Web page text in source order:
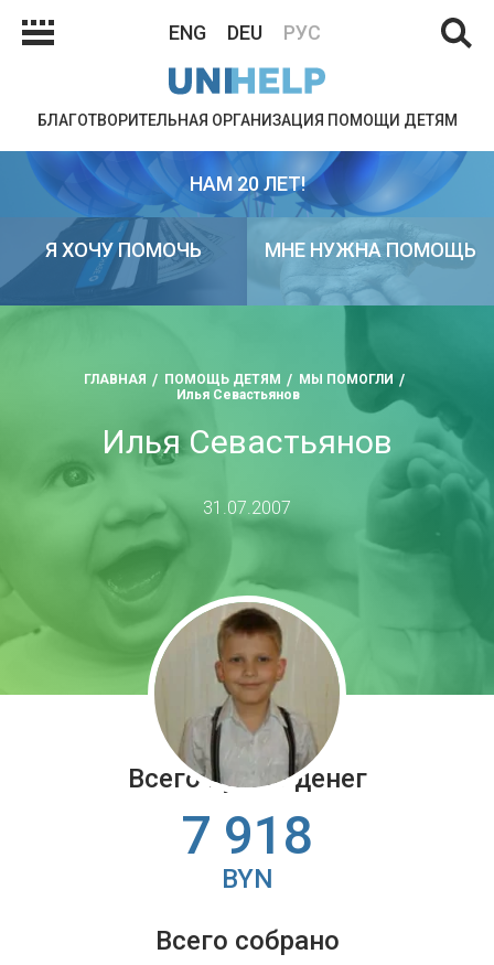
ENG DEU РУС
БЛАГОТВОРИТЕЛЬНАЯ ОРГАНИЗАЦИЯ ПОМОЩИ ДЕТЯМ
НАМ 20 ЛЕТ!
Я ХОЧУ ПОМОЧЬ МНЕ НУЖНА ПОМОЩЬ
ГЛАВНАЯ ПОМОЩЬ ДЕТЯМ
МЫ ПОМОГЛИ
Илья Севастьянов
Илья Севастьянов
31.07.2007
Всего нужно денег
7 918
BYN
Всего собрано